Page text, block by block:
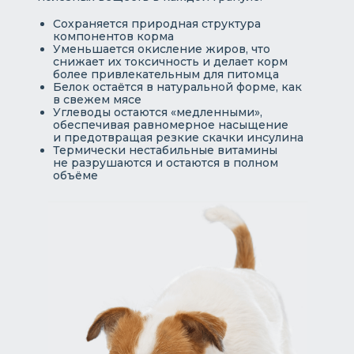
Сохраняется природная структура
компонентов корма
Уменьшается окисление жиров, что
снижает их токсичность и делает корм
более привлекательным для питомца
Белок остаётся в натуральной форме, как
в свежем мясе
Углеводы остаются «медленными»,
обеспечивая равномерное насыщение
и предотвращая резкие скачки инсулина
Термически нестабильные витамины
не разрушаются и остаются в полном
объёме